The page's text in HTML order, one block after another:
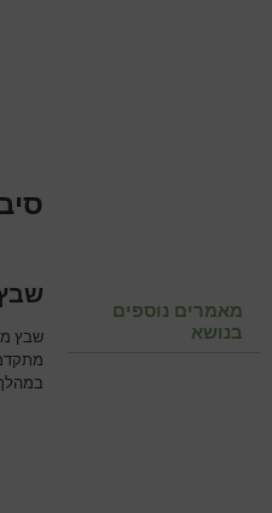
שבץ
מאמרים נוספים
בנושא